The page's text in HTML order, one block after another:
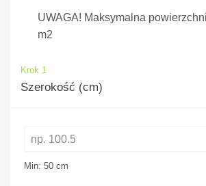
UWAGA! Maksymalna
m2
Krok 1
Szerokość (cm)
Min: 50 cm